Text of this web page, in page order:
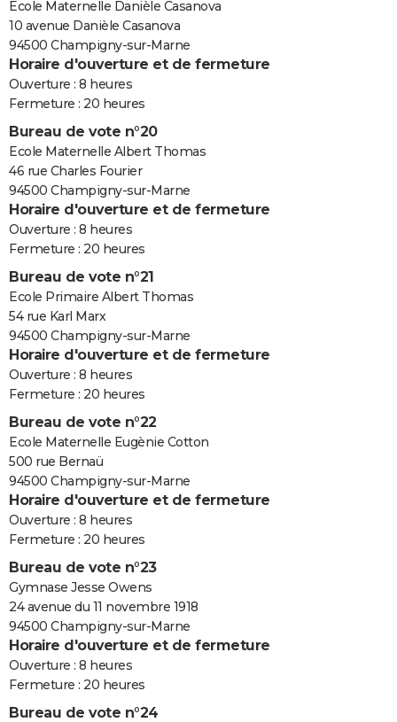
Ecole Maternelle Danièle Casanova
10 avenue Danièle Casanova
94500 Champigny-sur-Marne
Horaire d'ouverture et de fermeture
Ouverture : 8 heures
Fermeture : 20 heures
Bureau de vote n°20
Ecole Maternelle Albert Thomas
46 rue Charles Fourier
94500 Champigny-sur-Marne
Horaire d'ouverture et de fermeture
Ouverture : 8 heures
Fermeture : 20 heures
Bureau de vote n°21
Ecole Primaire Albert Thomas
54 rue Karl Marx
94500 Champigny-sur-Marne
Horaire d'ouverture et de fermeture
Ouverture : 8 heures
Fermeture : 20 heures
Bureau de vote n°22
Ecole Maternelle Eugènie Cotton
500 rue Bernaü
94500 Champigny-sur-Marne
Horaire d'ouverture et de fermeture
Ouverture : 8 heures
Fermeture : 20 heures
Bureau de vote n°23
Gymnase Jesse Owens
24 avenue du 11 novembre 1918
94500 Champigny-sur-Marne
Horaire d'ouverture et de fermeture
Ouverture : 8 heures
Fermeture : 20 heures
Bureau de vote n°24